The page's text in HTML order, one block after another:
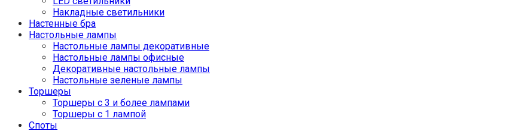
Накладные светильники
Настенные бра
Настольные лампы
Настольные лампы декоративные
Настольные лампы офисные
Декоративные настольные лампы
Настольные зеленые лампы
Торшеры
Торшеры с 3 и более лампами
Торшеры с 1 лампой
Споты